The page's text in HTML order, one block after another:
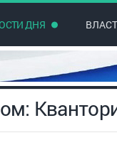
ДНЯ